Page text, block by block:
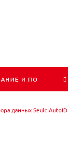
И ПО
данных Seuic AutoID